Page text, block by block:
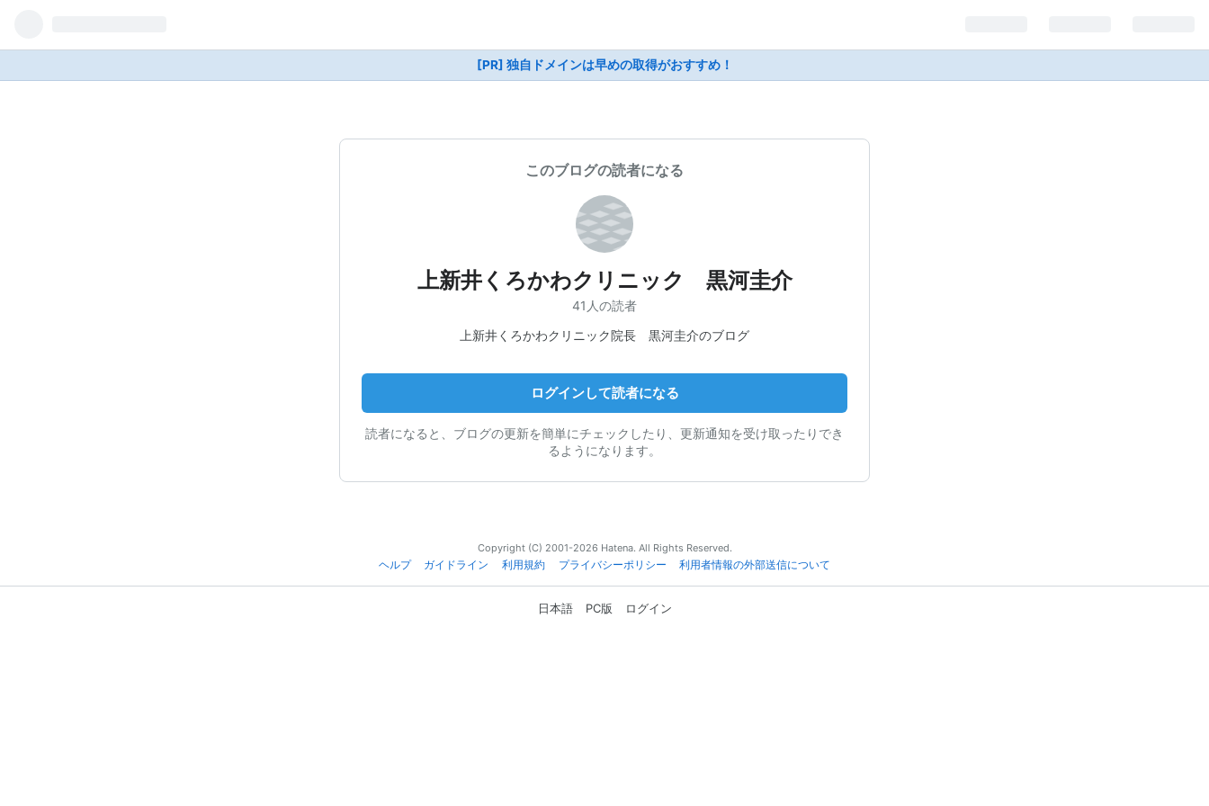
[PR] 独自ドメインは早めの取得がおすすめ！
このブログの読者になる
上新井くろかわクリニック 黒河圭介
41人の読者
上新井くろかわクリニック院長 黒河圭介のブログ
ログインして読者になる
読者になると、ブログの更新を簡単にチェックしたり、更新通知を受け取ったりでき
るようになります。
Copyright (C) 2001-2026 Hatena. All Rights Reserved.
ヘルプ
ガイドライン 利用規約 プライバシーポリシー 利用者情報の外部送信について
日本語 PC版 ログイン